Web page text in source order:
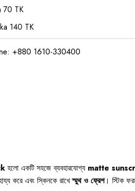
70 TK
140 TK
+880 1610-330400
হলো একটি সহজে ব্যবহারযোগ্য matte
করে এবং স্কিনকে রাখেস্মুথ ও ফ্রেশ। স্টিক